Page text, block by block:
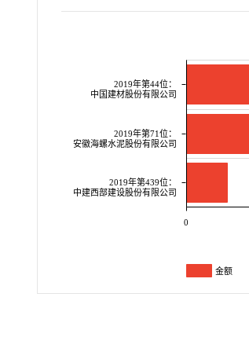
2019年第44位：
中国建材股份有限公司
2019年第71位：
安徽海螺水泥股份有限公司
2019年第439位：
中建西部建设股份有限公司
0
金额